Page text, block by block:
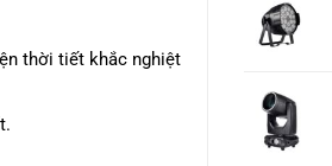
thời tiết khắc nghiệt